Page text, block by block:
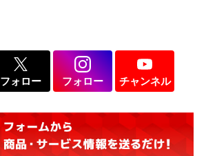
フォロー フォロー チャンネル